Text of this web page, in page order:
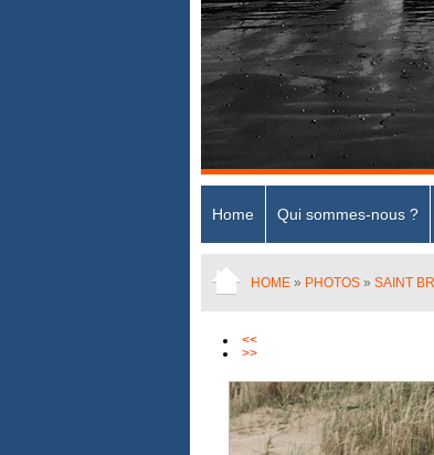
Home Qui sommes-nous ?
HOME » PHOTOS » SAINT
<<
>>